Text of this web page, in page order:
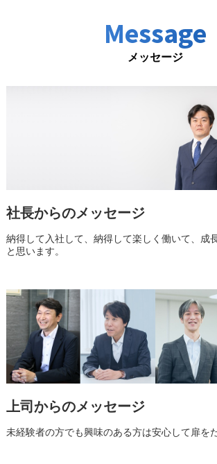
Message
メッセージ
社長からのメッセージ
納得して入社して、納得して楽しく働いて、成
と思います。
上司からのメッセージ
未経験者の方でも興味のある方は安心して扉を